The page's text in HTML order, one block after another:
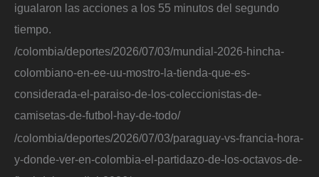
igualaron las acciones a los 55 minutos del segundo
tiempo.
/colombia/deportes/2026/07/03/mundial-2026-hincha-
colombiano-en-ee-uu-mostro-la-tienda-que-es-
considerada-el-paraiso-de-los-coleccionistas-de-
camisetas-de-futbol-hay-de-todo/
/colombia/deportes/2026/07/03/paraguay-vs-francia-hora-
y-donde-ver-en-colombia-el-partidazo-de-los-octavos-de-